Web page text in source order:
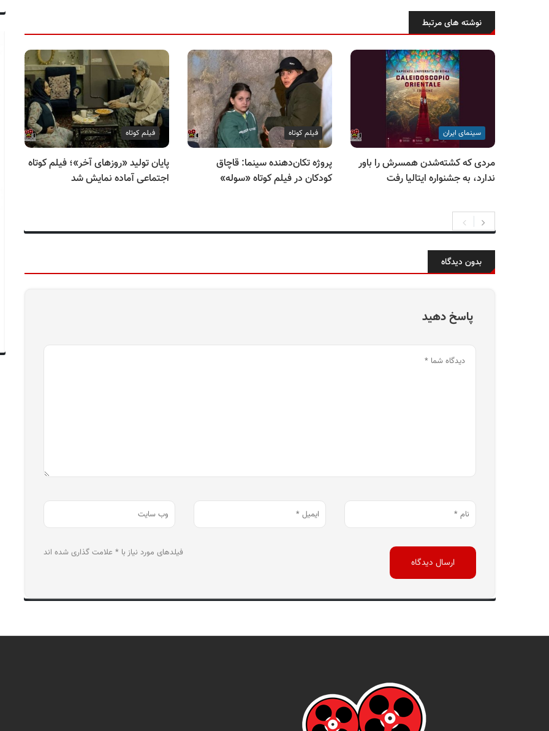
نوشته های مرتبط
سینمای ایران
مردی که کشته‌شدن همسرش را باور
ندارد، به جشنواره ایتالیا رفت
فیلم کوتاه
پروژه تکان‌دهنده سینما: قاچاق
کودکان در فیلم کوتاه «سوله»
فیلم کوتاه
پایان تولید «روزهای آخر»؛ فیلم کوتاه
اجتماعی آماده نمایش شد
بدون دیدگاه
پاسخ دهید
فیلدهای مورد نیاز با * علامت گذاری شده اند